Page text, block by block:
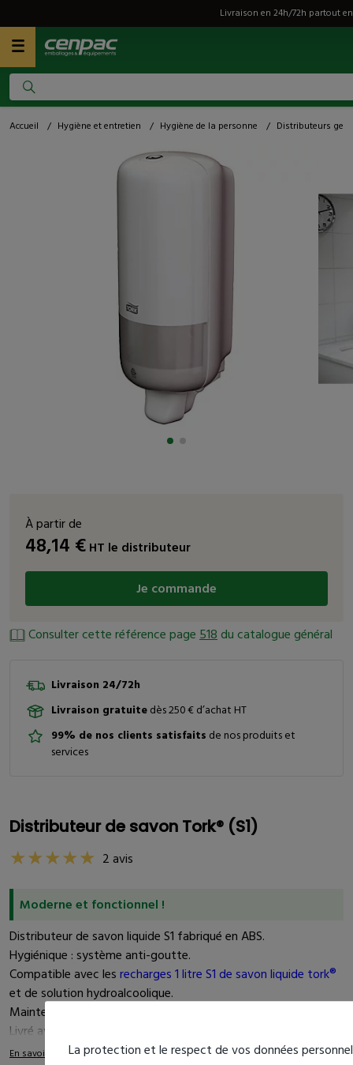
Livraison en 24h/72h partout
Accueil / Hygiène et entretien / Hygiène de la personne / Distributeurs gel
Distributeur de savon Tork® (S1)
2 avis
Moderne et fonctionnel !
Distributeur de savon liquide S1 fabriqué en ABS.
Hygiénique : système anti-goutte.
Compatible avec lesrecharges 1 litre S1 de savon liquide tork®
et de solution hydroalcoolique.
Maintenance réduite : une recharge = 1 000 doses.
Livré avec une clé, des vis et des chevilles.
En savoir plus
À partir de
48,14 €HT le distributeur
Je commande
Consulter cette référence page518du catalogue général
Livraison 24/72h
Livraison gratuitedès 250 € d’achat HT
99% de nos clients satisfaits de nos produits et
services
La protection et le respect de vos données